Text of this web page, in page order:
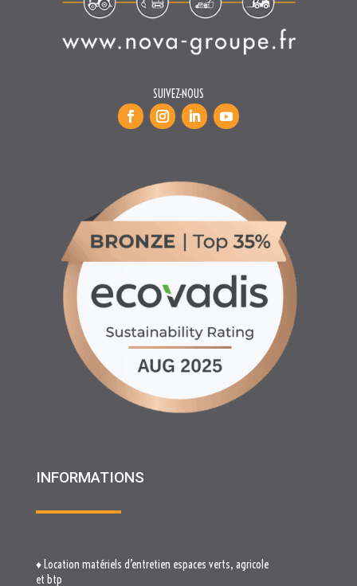
SUIVEZ-NOUS
INFORMATIONS
♦ Location matériels d’entretien espaces verts, agricole
et btp